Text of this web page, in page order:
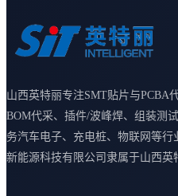
山西英特丽专注SMT贴片与PCBA
BOM代采、插件/波峰焊、组装测
务汽车电子、充电桩、物联网等行
新能源科技有限公司隶属于山西英